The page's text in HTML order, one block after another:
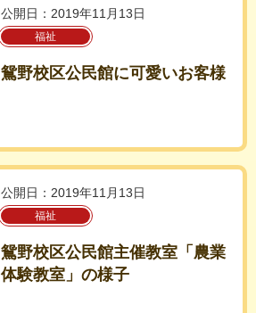
公開日：2019年11月13日
福祉
鴛野校区公民館に可愛いお客様
公開日：2019年11月13日
福祉
鴛野校区公民館主催教室「農業
体験教室」の様子